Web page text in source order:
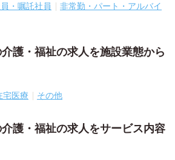
・嘱託社員
非常勤・パート・アルバイ
護・福祉の求人を施設業態から
宅医療 その他
護・福祉の求人をサービス内容